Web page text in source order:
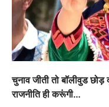
चुनाव जीती तो बॉलीवुड
राजनीति ही करूंगी…